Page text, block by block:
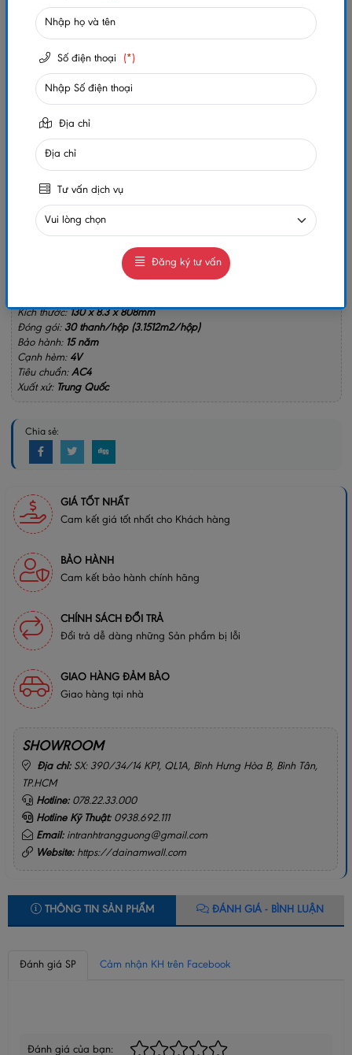
Xem thêm thuộc tính sản phẩm
Trạng thái:
Số lần xem: 371
Chat Zalo
0984032156 0984032156
GIAO HÀNG COD TOÀN QUỐC
Kích thước: 130 x 8.3 x 808mm
Đóng gói: 30 thanh/hộp (3.1512m2/hộp)
Bảo hành: 15 năm
Cạnh hèm: 4V
Tiêu chuẩn: AC4
Xuất xứ: Trung Quốc
Chia sẻ:
GIÁ TỐT NHẤT
Cam kết giá tốt nhất cho Khách hàng
BẢO HÀNH
Cam kết bảo hành chính hãng
CHÍNH SÁCH ĐỔI TRẢ
Đổi trả dễ dàng những Sản phẩm bị lỗi
GIAO HÀNG ĐẢM BẢO
Giao hàng tại nhà
SHOWROOM
Địa chỉ: SX: 390/34/14 KP1, QL1A, Bình Hưng Hòa B, Bình Tân,
TP.HCM
Hotline: 078.22.33.000
Hotline Kỹ Thuật: 0938.692.111
Email: intranhtrangguong@gmail.com
Website:https://dainamwall.com
THÔNG TIN SẢN PHẨM ĐÁNH GIÁ - BÌNH LUẬN
Đánh giá SP Cảm nhận KH trên Facebook
Đánh giá của bạn:
Số điện thoại (*)
Địa chỉ
Tư vấn dịch vụ
Đăng ký tư vấn